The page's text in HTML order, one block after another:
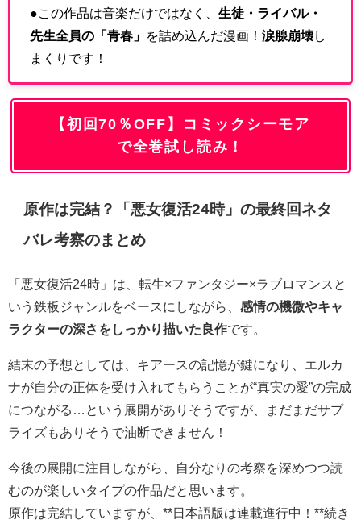
●この作品は音楽だけではなく、 生徒・ライバル・
先生全員の「青春」
を詰め込んだ漫画！ 涙腺崩壊し
まくりです！
【初回70％OFF】コミックシーモア
で全巻試し読み！
原作は完結？「悪女復活24時」の最終回ネタ
バレ考察のまとめ
「悪女復活24時」は、転生×ファンタジー×ラブロマンスと
いう鉄板ジャンルをベースにしながら、 感情の機微やキャ
ラクターの深さをしっかり描いた良作です。
結末の予想としては、キアースの記憶が鍵になり、エルカ
ナが自分の正体を受け入れてもらうことが“真実の愛”の完成
につながる…という展開がありそうですが、まだまだサプ
ライズもありそうで油断できません！
今後の展開に注目しながら、自分なりの考察を深めつつ読
むのが楽しいタイプの作品だと思います。
原作は完結していますが、**日本語版は連載進行中！**続き